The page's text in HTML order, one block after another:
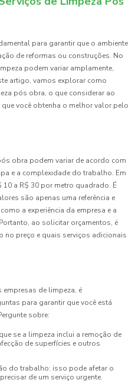
para garantir que o ambiente
de reformas ou construções. No
podem variar amplamente,
artigo, vamos explorar como
pós obra, o que considerar ao
você obtenha o melhor valor pelo
obra podem variar de acordo com
e a complexidade do trabalho. Em
a R$ 30 por metro quadrado. É
são apenas uma referência e
a experiência da empresa e a
ao solicitar orçamentos, é
no preço e quais serviços adicionais
de limpeza, é
para garantir que você está
sobre:
se a limpeza inclui a remoção de
de superfícies e outros
do trabalho: isso pode afetar o
de um serviço urgente.